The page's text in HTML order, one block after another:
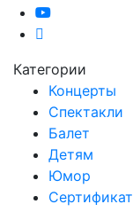
Категории
Концерты
Спектакли
Балет
Детям
Юмор
Сертификат